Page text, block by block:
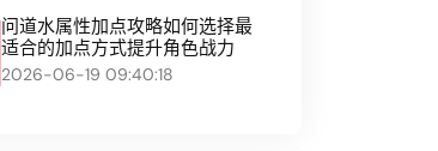
问道水属性加点攻略如何选择最
适合的加点方式提升角色战力
2026-06-19 09:40:18